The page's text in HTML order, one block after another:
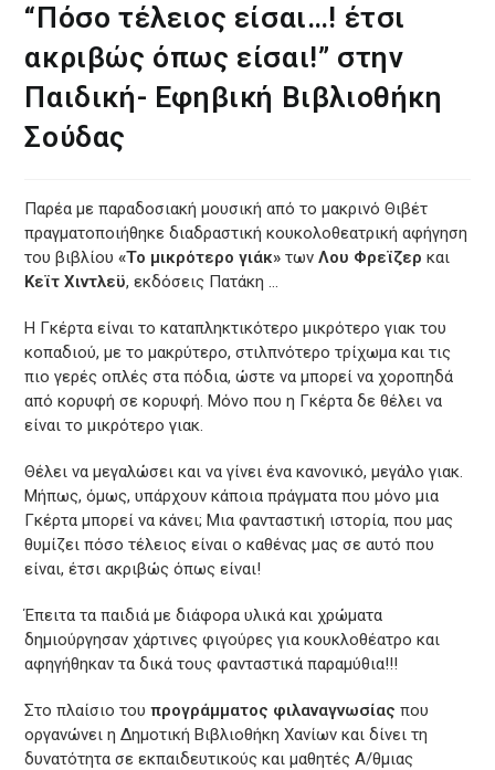
“Πόσο τέλειος είσαι…! έτσι
ακριβώς όπως είσαι!” στην
Παιδική- Εφηβική Βιβλιοθήκη
Σούδας
Παρέα με παραδοσιακή μουσική από το μακρινό Θιβέτ
πραγματοποιήθηκε διαδραστική κουκολοθεατρική αφήγηση
του βιβλίου«Το μικρότερο γιάκ» τωνΛου Φρεϊζερκαι
Κεϊτ Χιντλεϋ, εκδόσεις Πατάκη …
Η Γκέρτα είναι το καταπληκτικότερο μικρότερο γιακ του
κοπαδιού, με το μακρύτερο, στιλπνότερο τρίχωμα και τις
πιο γερές οπλές στα πόδια, ώστε να μπορεί να χοροπηδά
από κορυφή σε κορυφή. Μόνο που η Γκέρτα δε θέλει να
είναι το μικρότερο γιακ.
Θέλει να μεγαλώσει και να γίνει ένα κανονικό, μεγάλο γιακ.
Μήπως, όμως, υπάρχουν κάποια πράγματα που μόνο μια
Γκέρτα μπορεί να κάνει; Μια φανταστική ιστορία, που μας
θυμίζει πόσο τέλειος είναι ο καθένας μας σε αυτό που
είναι, έτσι ακριβώς όπως είναι!
Έπειτα τα παιδιά με διάφορα υλικά και χρώματα
δημιούργησαν χάρτινες φιγούρες για κουκλοθέατρο και
αφηγήθηκαν τα δικά τους φανταστικά παραμύθια!!!
Στο πλαίσιο τουπρογράμματος φιλαναγνωσίαςπου
οργανώνει η Δημοτική Βιβλιοθήκη Χανίων και δίνει τη
δυνατότητα σε εκπαιδευτικούς και μαθητές Α/θμιας